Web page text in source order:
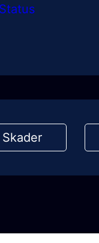
Skader